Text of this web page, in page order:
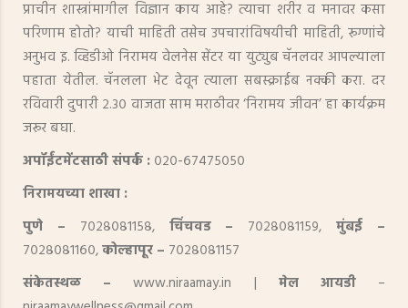
प्राचीन शास्त्रांमागील विज्ञान काय आहे? त्याचा शरीर व मनावर कसा
परिणाम होतो? याची माहिती तसेच उपचारांविषयीची माहिती, रूग्णांचे
अनुभव इ. व्हिडीओ निरामय वेलनेस सेंटर या युट्युब चॅनलवर आपल्याला
पहाता येतील. चॅनलला भेट देवून त्याला सबस्क्राईब नक्की करा. दर
रविवारी दुपारी २.३० वाजता साम मराठीवर ‘निरामय जीवन’ हा कार्यक्रम
जरूर बघा.
अपॉईंटमेंटसाठी संपर्क : ०२०-६७४७५०५०
निरामयच्या शाखा :
पुणे – ७०२८०८११५८, चिंचवड – ७०२८०८११५९,मुंबई –
७०२८०८११६०,कोल्हापूर – ७०२८०८११५७
संकेतस्थळ – www.niraamay.in | मेल आयडी–